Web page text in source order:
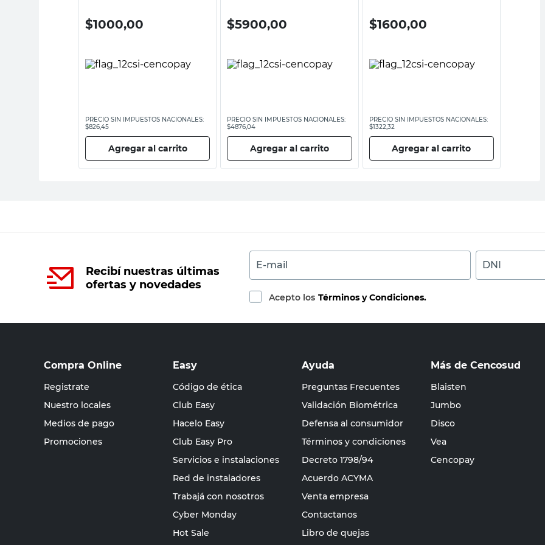
$1000,00
PRECIO SIN IMPUESTOS NACIONALES:
$826,45
Agregar al carrito
$5900,00
PRECIO SIN IMPUESTOS NACIONALES:
$4876,04
Agregar al carrito
$1600,00
PRECIO SIN IMPUESTOS NACIONALES:
$1322,32
Agregar al carrito
Recibí nuestras últimas
ofertas y novedades
E-mail DNI
Acepto los Términos y Condiciones.
Compra Online
Registrate
Nuestro locales
Medios de pago
Promociones
Easy
Código de ética
Club Easy
Hacelo Easy
Club Easy Pro
Servicios e instalaciones
Red de instaladores
Trabajá con nosotros
Cyber Monday
Hot Sale
Ayuda
Preguntas Frecuentes
Validación Biométrica
Defensa al consumidor
Términos y condiciones
Decreto 1798/94
Acuerdo ACYMA
Venta empresa
Contactanos
Libro de quejas
Más de Cencosud
Blaisten
Jumbo
Disco
Vea
Cencopay